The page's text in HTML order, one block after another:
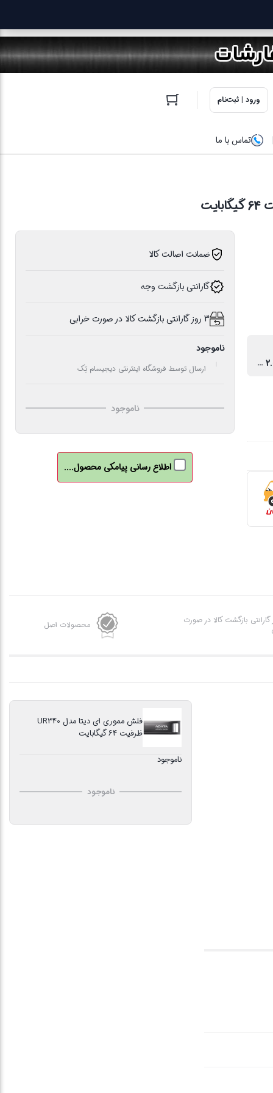
ورود | ثبت‌نام
تماس با ما
USB 2.0، USB 3.2
ضمانت اصالت کالا
گارانتی بازگشت وجه
3 روز گارانتی بازگشت کالا در صورت خرابی
ناموجود
ارسال توسط فروشگاه اینترنتی دیجیسام تِک
ناموجود
اطلاع رسانی پیامکی محصول....
گارانتی بازگشت کالا در صورت
محصولات اصل
فلش مموری ای دیتا مدل UR340
ظرفیت 64 گیگابایت
ناموجود
ناموجود